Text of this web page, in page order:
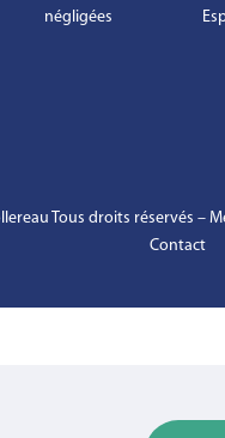
négligées
Tous droits réservés –
Contact